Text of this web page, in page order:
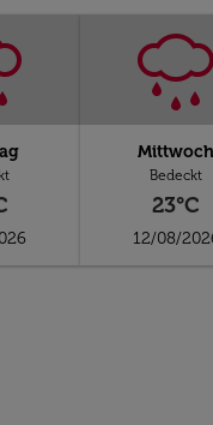
Mittwoch
Bedeckt
23°C
12/08/